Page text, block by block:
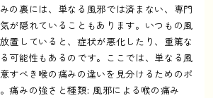
の裏には、単なる風邪では済まない、専門
が隠れていることもあります。いつもの風
置していると、症状が悪化したり、重篤な
可能性もあるのです。ここでは、単なる風
すべき喉の痛みの違いを見分けるためのポ
痛みの強さと種類: 風邪による喉の痛み